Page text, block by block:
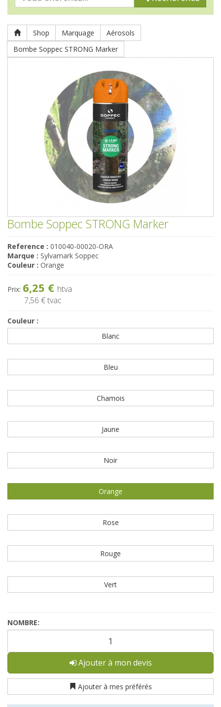
Shop Marquage
Aérosols
Bombe Soppec STRONG Marker
Bombe Soppec STRONG Marker
Reference : 010040-00020-ORA
Marque : Sylvamark Soppec
Couleur : Orange
Prix: 6,25 € htva
7,56 €tvac
Couleur :
Blanc
Bleu
Chamois
Jaune
Noir
Orange
Rose
Rouge
Vert
NOMBRE:
Ajouter à mon devis
Ajouter à mes préférés